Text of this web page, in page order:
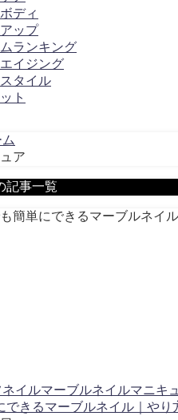
ディ
ップ
ランキング
イジング
タイル
ト
ア
記事一覧
イルマーブルネイルマニキ
できるマーブルネイル｜やり